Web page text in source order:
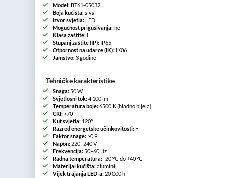
Model: BT61-05032
Boja kućišta:siva
Izvor svjetla: LED
Mogućnost prigušivanja:ne
Klasa zaštite: I
Stupanj zaštite (IP): IP65
Otpornost na udarce (IK): IK06
Jamstvo:3 godine
Tehničke karakteristike
Snaga: 50 W
Svjetlosni tok:4 100 lm
Temperatura boje:6500 K (hladno bijela)
CRI: >70
Kut svjetla: 120°
Razred energetske učinkovitosti: F
Faktor snage: >0,9
Napon: 220–240 V
Frekvencija: 50–60 Hz
Radna temperatura:-20 °C do +40 °C
Materijal kućišta:aluminij
Vijek trajanja LED-a: 20 000 h